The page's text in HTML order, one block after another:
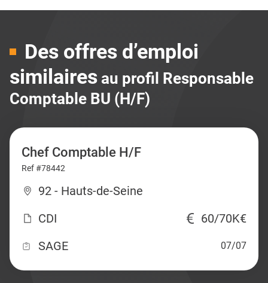
Des offres d’emploi
similaires au profil Responsable
Comptable BU (H/F)
Chef Comptable H/F
Ref #78442
92 - Hauts-de-Seine
CDI
60/70K€
SAGE
07/07